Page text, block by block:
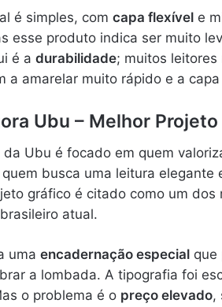
é simples, com capa flexível e
esse produto indica ser muito
é a durabilidade; muitos leitores
a amarelar muito rápido e a
Ubu – Melhor
da Ubu é focado em quem
busca uma leitura elegante
gráfico é citado como um dos
atual.
uma encadernação especial que
a lombada. A tipografia foi
o problema é o preço elevado,